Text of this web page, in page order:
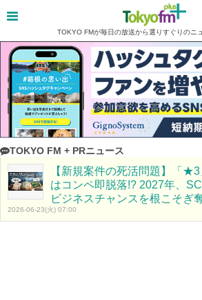
TOKYO FMが毎日の放送から選りすぐりのニ
TOKYO FM + PRニュース
【新規案件の死活問題】「
はコンペ即脱落!? 2027年、
ビジネスチャンスを根こそぎ
2026-06-23(火) 07:00